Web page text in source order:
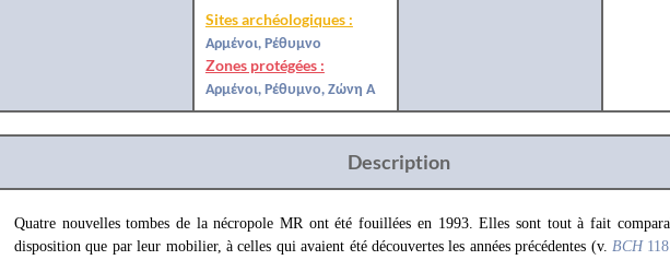
Sites archéologiques :
Αρμένοι, Ρέθυμνο
Zones protégées :
Αρμένοι, Ρέθυμνο, Ζώνη Α
Description
Quatre nouvelles tombes de la nécropole MR ont été fouillées en 1993. Elles sont tout à fait
disposition que par leur mobilier, à celles qui avaient été découvertes les années précédentes (v.BCH